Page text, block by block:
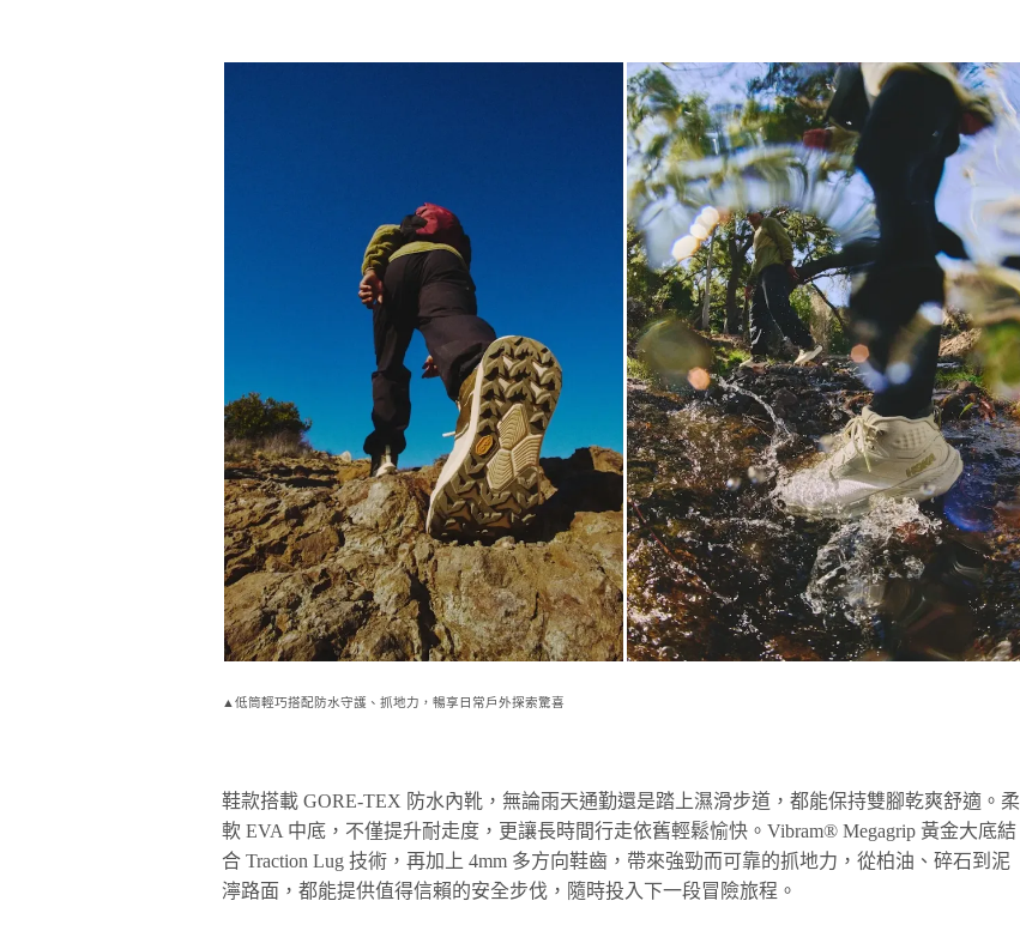
▲低筒輕巧搭配防水守護、抓地力，暢享日常戶外探索驚喜
鞋款搭載 GORE-TEX 防水內靴，無論雨天通勤還是踏上濕滑步道，都能保持雙腳乾爽舒適。柔
軟 EVA 中底，不僅提升耐走度，更讓長時間行走依舊輕鬆愉快。Vibram® Megagrip 黃金大底結
合 Traction Lug 技術，再加上 4mm 多方向鞋齒，帶來強勁而可靠的抓地力，從柏油、碎石到泥
濘路面，都能提供值得信賴的安全步伐，隨時投入下一段冒險旅程。